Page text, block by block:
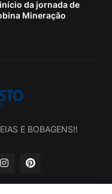
da jornada de
Mineração
E BOBAGENS!!